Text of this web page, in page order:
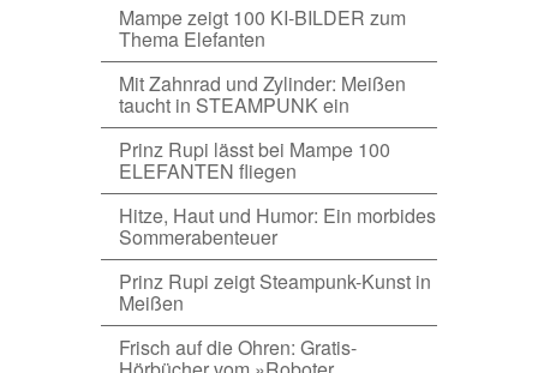
Mampe zeigt 100 KI-BILDER zum
Thema Elefanten
Mit Zahnrad und Zylinder: Meißen
taucht in STEAMPUNK ein
Prinz Rupi lässt bei Mampe 100
ELEFANTEN fliegen
Hitze, Haut und Humor: Ein morbides
Sommerabenteuer
Prinz Rupi zeigt Steampunk-Kunst in
Meißen
Frisch auf die Ohren: Gratis-